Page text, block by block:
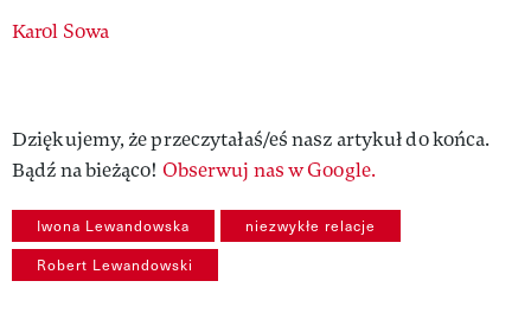
Authors
Karol Sowa
Dziękujemy, że przeczytałaś/eś nasz artykuł do końca.
Bądź na bieżąco! Obserwuj nas w Google.
Iwona Lewandowska niezwykłe relacje
Robert Lewandowski